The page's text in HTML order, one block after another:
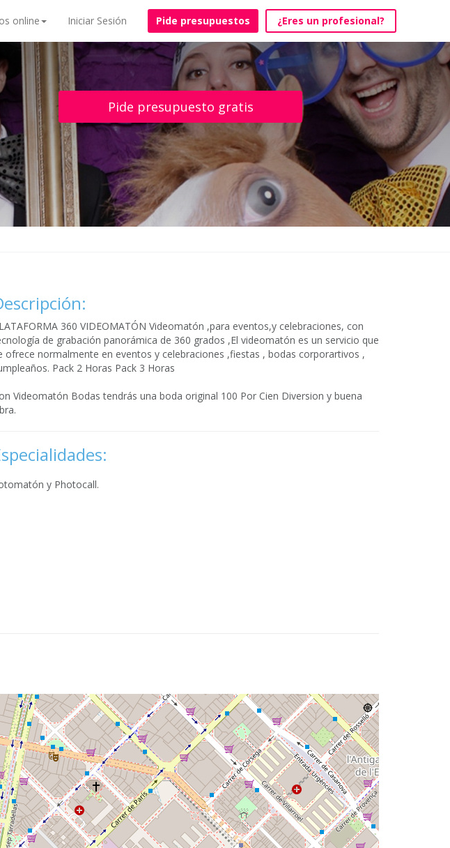
online Iniciar Sesión Pide presupuestos ¿Eres un profesional?
Pide presupuesto gratis
360 VIDEOMATÓN Videomatón ,para eventos,y celebraciones, con
de grabación panorámica de 360 grados ,El videomatón es un servicio que
ofrece normalmente en eventos y celebraciones ,fiestas , bodas corporartivos ,
Pack 2 Horas Pack 3 Horas
Videomatón Bodas tendrás una boda original 100 Por Cien Diversion y buena
y Photocall.